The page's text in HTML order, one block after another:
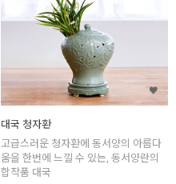
대국 청자환
고급스러운 청자환에 동서양의 아름다
움을 한번에 느낄 수 있는, 동서양란의
합작품 대국